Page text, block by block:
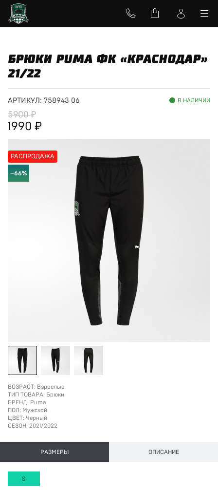
БРЮКИ PUMA ФК «КРАСНОДАР»
21/22
АРТИКУЛ: 758943 06 В НАЛИЧИИ
5900
1990
РАСПРОДАЖА
−66%
ВОЗРАСТ: Взрослые
ТИП ТОВАРА: Брюки
БРЕНД: Puma
ПОЛ: Мужской
ЦВЕТ: Черный
СЕЗОН: 2021/2022
РАЗМЕРЫ ОПИСАНИЕ
S